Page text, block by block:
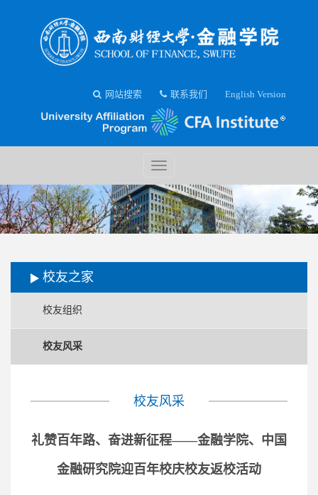
English Version
联系我们
网站搜索
校友之家
校友组织
校友风采
校友风采
礼赞百年路、奋进新征程——金融学院、中国
金融研究院迎百年校庆校友返校活动